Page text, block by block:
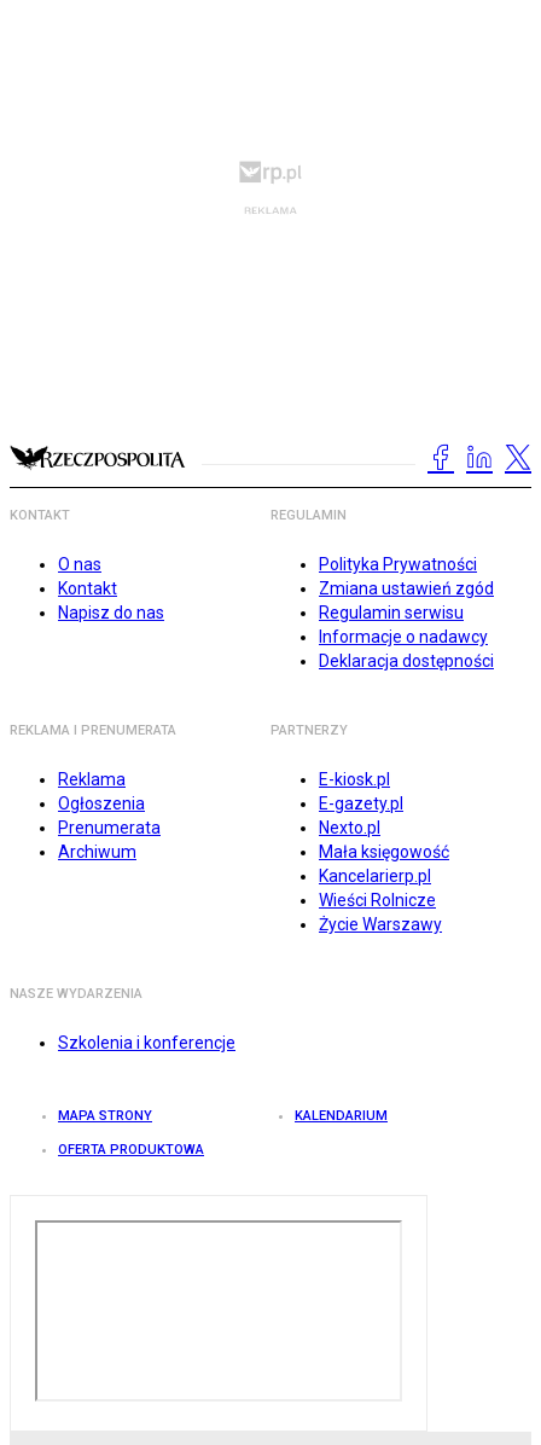
KONTAKT
O nas
Kontakt
Napisz do nas
REGULAMIN
Polityka Prywatności
Zmiana ustawień zgód
Regulamin serwisu
Informacje o nadawcy
Deklaracja dostępności
REKLAMA I PRENUMERATA
Reklama
Ogłoszenia
Prenumerata
Archiwum
PARTNERZY
E-kiosk.pl
E-gazety.pl
Nexto.pl
Mała księgowość
Kancelarierp.pl
Wieści Rolnicze
Życie Warszawy
NASZE WYDARZENIA
Szkolenia i konferencje
MAPA STRONY KALENDARIUM
OFERTA PRODUKTOWA